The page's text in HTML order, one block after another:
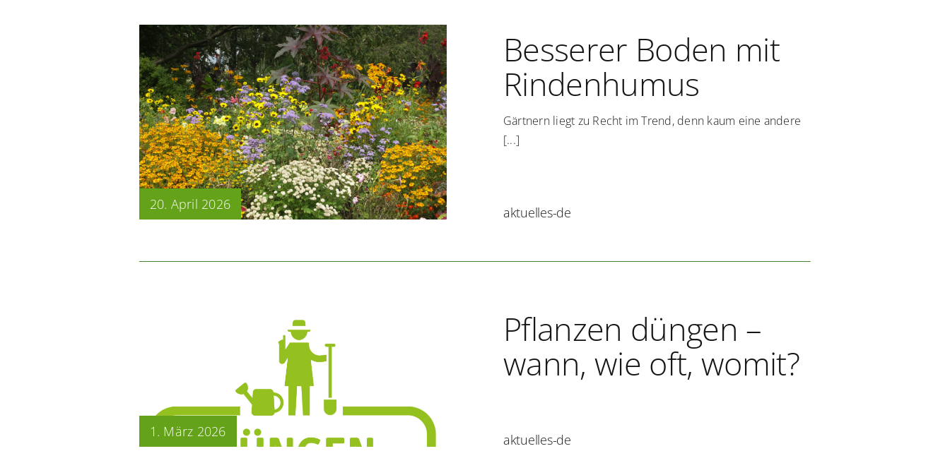
20. April 2026
Besserer Boden mit
Rindenhumus
Gärtnern liegt zu Recht im Trend, denn kaum eine andere
[...]
aktuelles-de
1. März 2026
Pflanzen düngen –
wann, wie oft, womit?
aktuelles-de